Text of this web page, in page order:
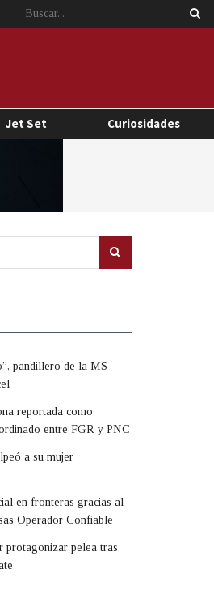
Jet Set Curiosidades
pandillero de la MS
reportada como
entre FGR y PNC
a su mujer
en fronteras gracias al
Operador Confiable
protagonizar pelea tras